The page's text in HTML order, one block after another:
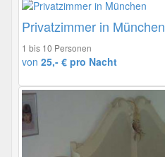
Privatzimmer in München
1 bis 10 Personen
von 25,- € pro Nacht